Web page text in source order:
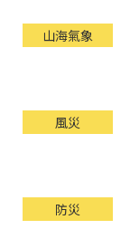
山海氣象
風災
防災